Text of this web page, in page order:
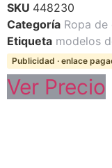
SKU 448230
Categoría Ropa de
Etiqueta modelos
Publicidad · enlace
Ver Precio